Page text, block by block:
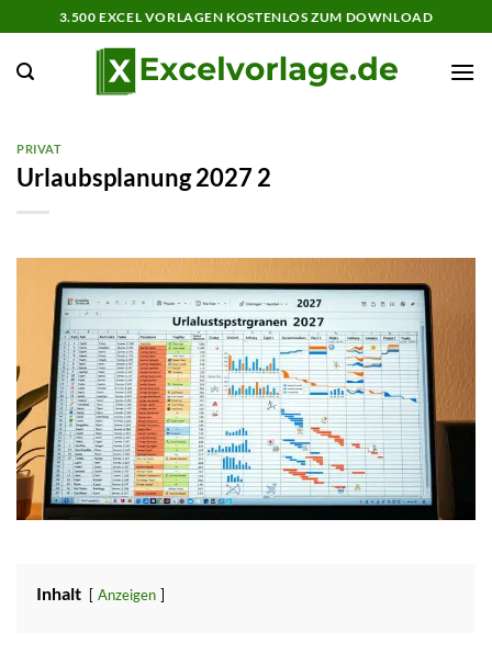
Inhalt
springen
3.500 EXCEL VORLAGEN KOSTENLOS ZUM DOWNLOAD
PRIVAT
Urlaubsplanung 2027 2
Inhalt Anzeigen